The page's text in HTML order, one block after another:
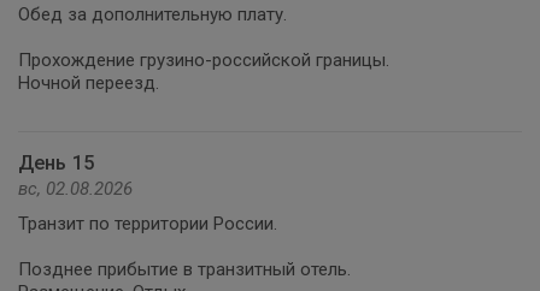
Обед за дополнительную плату.
Прохождение грузино-российской границы.
Ночной переезд.
День 15
вс, 02.08.2026
Транзит по территории России.
Позднее прибытие в транзитный отель.